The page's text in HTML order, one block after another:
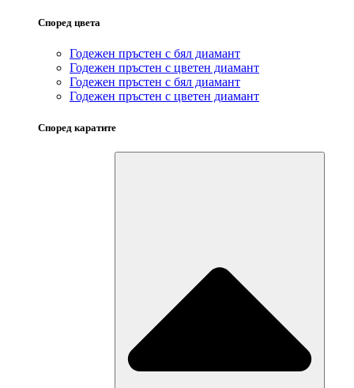
Според цвета
Годежен пръстен с бял диамант
Годежен пръстен с цветен диамант
Годежен пръстен с бял диамант
Годежен пръстен с цветен диамант
Според каратите